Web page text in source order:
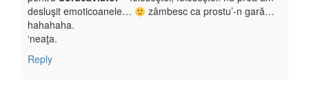
desluşit emoticoanele…
zâmbesc ca prostu’-n gară…
hahahaha.
‘neaţa.
Reply